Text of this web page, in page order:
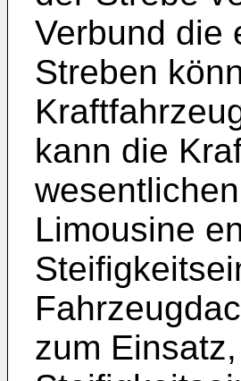
Verbund die
Streben
kann die
Limousine
zum